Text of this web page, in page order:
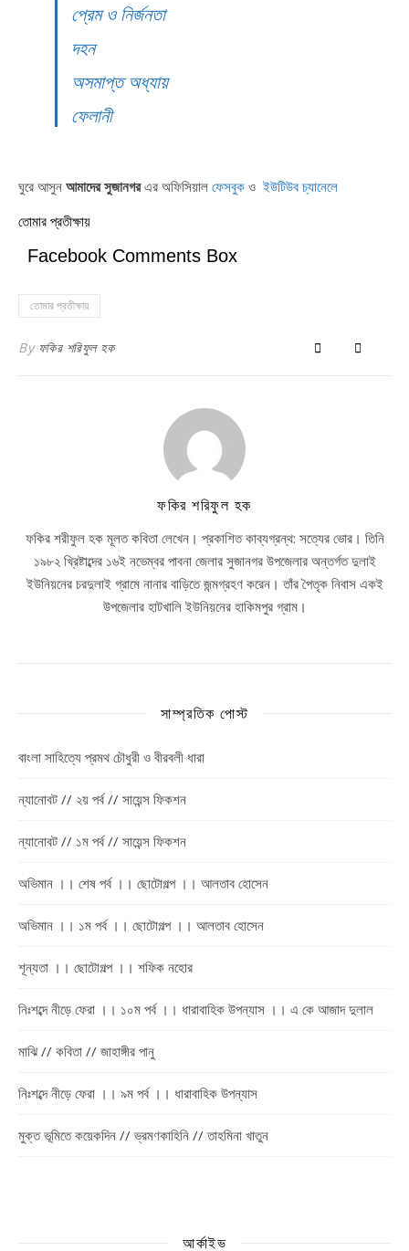
প্রেম ও নির্জনতা
দহন
অসমাপ্ত অধ্যায়
ফেলানী
ঘুরে আসুন আমাদের সুজানগরএর অফিসিয়াল ফেসবুক ওইউটিউব চ্যানেলে
তোমার প্রতীক্ষায়
Facebook Comments Box
তোমার প্রতীক্ষায়
By ফকির শরিফুল হক
ফকির শরিফুল হক
ফকির শরীফুল হক মূলত কবিতা লেখেন। প্রকাশিত কাব্যগ্রন্থ: সত্যের ভোর। তিনি
১৯৮২ খ্রিষ্টাব্দের ১৬ই নভেম্বর পাবনা জেলার সুজানগর উপজেলার অন্তর্গত দুলাই
ইউনিয়নের চরদুলাই গ্রামে নানার বাড়িতে জন্মগ্রহণ করেন। তাঁর পৈতৃক নিবাস একই
উপজেলার হাটখালি ইউনিয়নের হাকিমপুর গ্রাম।
সাম্প্রতিক পোস্ট
বাংলা সাহিত্যে প্রমথ চৌধুরী ও বীরবলী ধারা
ন্যানোবট // ২য় পর্ব // সায়েন্স ফিকশন
ন্যানোবট // ১ম পর্ব // সায়েন্স ফিকশন
অভিমান ।। শেষ পর্ব ।। ছোটোগল্প ।। আলতাব হোসেন
অভিমান ।। ১ম পর্ব ।। ছোটোগল্প ।। আলতাব হোসেন
শূন্যতা ।। ছোটোগল্প ।। শফিক নহোর
নিঃশব্দে নীড়ে ফেরা ।। ১০ম পর্ব ।। ধারাবাহিক উপন্যাস ।। এ কে আজাদ দুলাল
মাঝি // কবিতা // জাহাঙ্গীর পানু
নিঃশব্দে নীড়ে ফেরা ।। ৯ম পর্ব ।। ধারাবাহিক উপন্যাস
মুক্ত ভূমিতে কয়েকদিন // ভ্রমণকাহিনি // তাহমিনা খাতুন
আর্কাইভ